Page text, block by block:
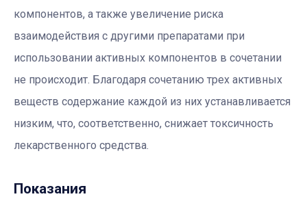
компонентов, а также увеличение риска
взаимодействия с другими препаратами при
использовании активных компонентов в сочетании
не происходит. Благодаря сочетанию трех активных
веществ содержание каждой из них устанавливается
низким, что, соответственно, снижает токсичность
лекарственного средства.
Показания